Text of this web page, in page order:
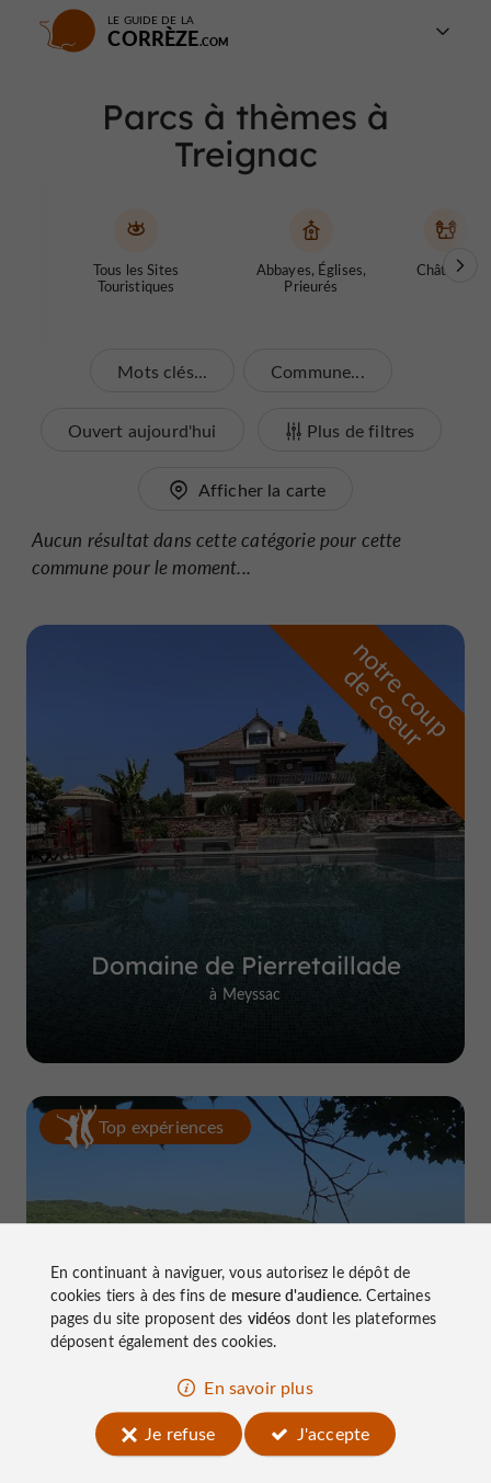
LE GUIDE DE LA
CORRÈZE
Parcs à thèmes à
Treignac
Tous les Sites
Touristiques
Abbayes, Églises,
Prieurés
Châteaux
Mots clés... Commune...
Ouvert aujourd'hui Plus de filtres
Afficher la carte
Aucun résultat dans cette catégorie pour cette
commune pour le moment...
n
o
t
r
e
c
o
u
p
d
e
c
o
e
u
r
Domaine de Pierretaillade
à Meyssac
Top expériences
Le Lac du Causse, LE lieu à connaître
près de Brive
En continuant à naviguer, vous autorisez le dépôt de
cookies tiers à des fins de mesure d'audience. Certaines
pages du site proposent des vidéos dont les plateformes
déposent également des cookies.
En savoir plus
Je refuse
J'accepte